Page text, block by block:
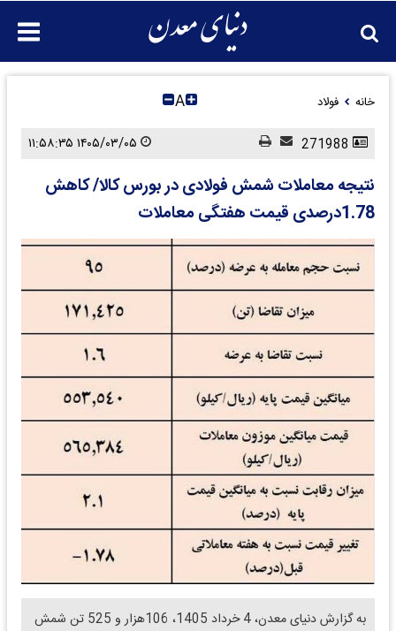
خانه فولاد A
نتیجه معاملات شمش فولادی در بورس کالا/ کاهش
1.78درصدی قیمت هفتگی معاملات
به گزارش دنیای معدن، 4 خرداد 1405، 106هزار و 525 تن شمش